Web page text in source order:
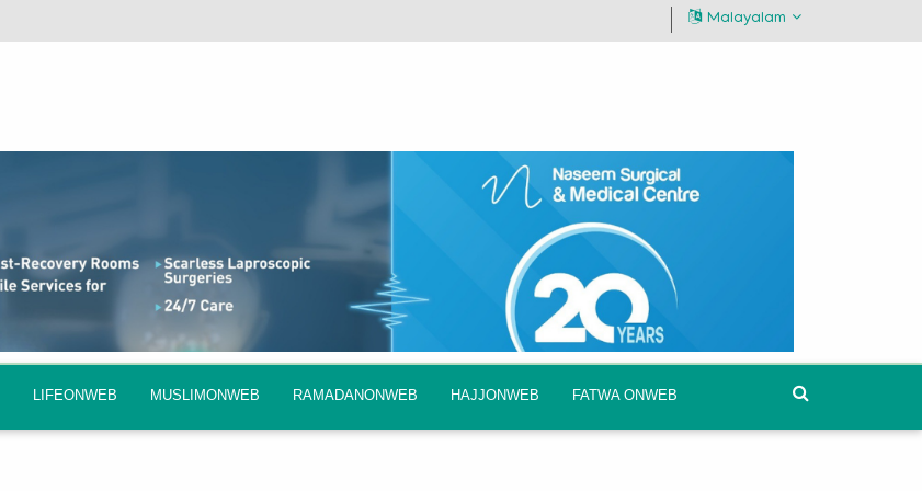
Malayalam
LIFEONWEB MUSLIMONWEB RAMADANONWEB HAJJONWEB FATWA ONWEB